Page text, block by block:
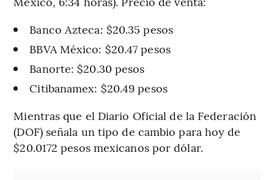
Banco Azteca: $20.35 pesos
BBVA México: $20.47 pesos
Banorte: $20.30 pesos
Citibanamex: $20.49 pesos
Mientras que el Diario Oficial de la Federación
(DOF) señala un tipo de cambio para hoy de
$20.0172 pesos mexicanos por dólar.